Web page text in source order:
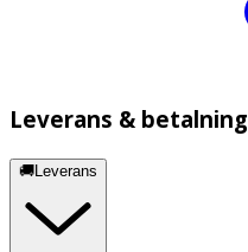
Leverans & betalning
🚚Leverans